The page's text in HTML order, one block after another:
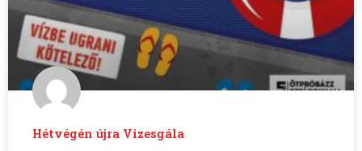
Hétvégén újra Vizesgála